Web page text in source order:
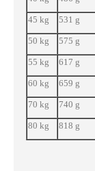
45 kg 531 g
50 kg 575 g
55 kg 617 g
60 kg 659 g
70 kg 740 g
80 kg 818 g